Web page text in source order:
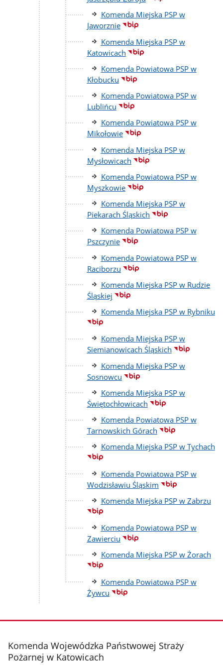
Komenda Miejska PSP w
Jaworznie
Komenda Miejska PSP w
Katowicach
Komenda Powiatowa PSP w
Kłobucku
Komenda Powiatowa PSP w
Lublińcu
Komenda Powiatowa PSP w
Mikołowie
Komenda Miejska PSP w
Mysłowicach
Komenda Powiatowa PSP w
Myszkowie
Komenda Miejska PSP w
Piekarach Śląskich
Komenda Powiatowa PSP w
Pszczynie
Komenda Powiatowa PSP w
Raciborzu
Komenda Miejska PSP w Rudzie
Śląskiej
Komenda Miejska PSP w Rybniku
Komenda Miejska PSP w
Siemianowicach Śląskich
Komenda Miejska PSP w
Sosnowcu
Komenda Miejska PSP w
Świętochłowicach
Komenda Powiatowa PSP w
Tarnowskich Górach
Komenda Miejska PSP w Tychach
Komenda Powiatowa PSP w
Wodzisławiu Śląskim
Komenda Miejska PSP w Zabrzu
Komenda Powiatowa PSP w
Zawierciu
Komenda Miejska PSP w Żorach
Komenda Powiatowa PSP w
Żywcu
stopka
Komenda Wojewódzka Państwowej Straży
Pożarnej w Katowicach